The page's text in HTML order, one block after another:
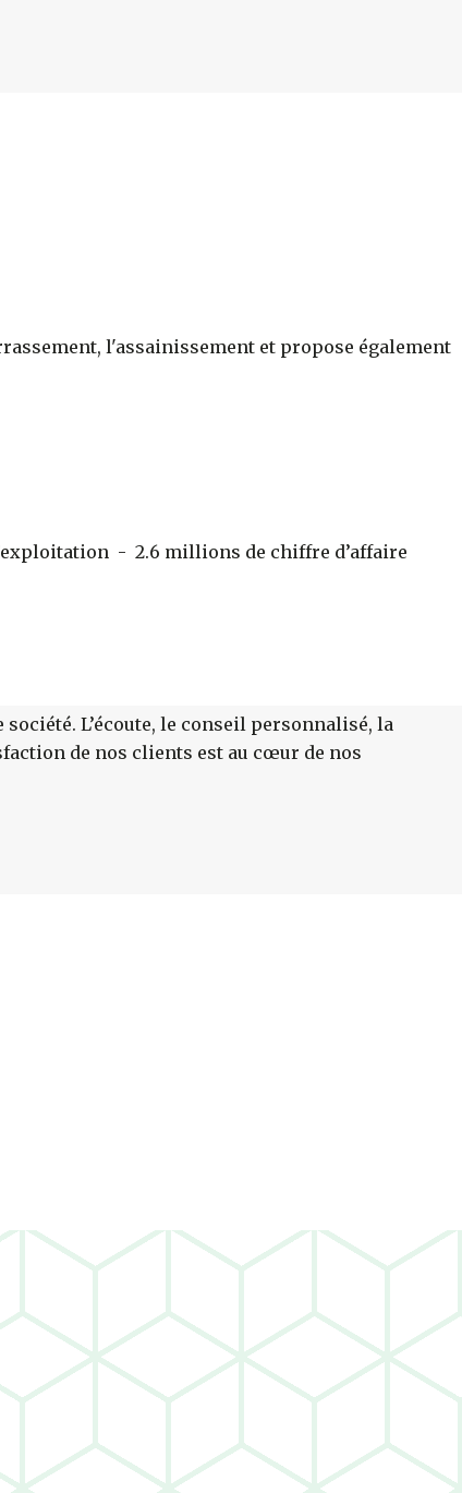
l'assainissement et propose également
- 2.6 millions de chiffre d’affaire
L’écoute, le conseil personnalisé, la
de nos clients est au cœur de nos